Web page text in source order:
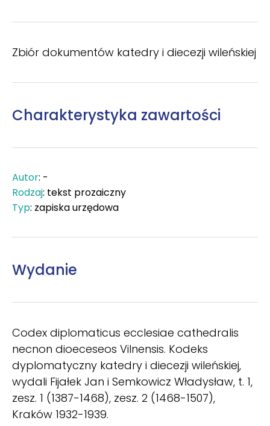
Zbiór dokumentów katedry i diecezji wileńskiej
Charakterystyka zawartości
Autor: -
Rodzaj: tekst prozaiczny
Typ: zapiska urzędowa
Wydanie
Codex diplomaticus ecclesiae cathedralis
necnon dioeceseos Vilnensis. Kodeks
dyplomatyczny katedry i diecezji wileńskiej,
wydali Fijałek Jan i Semkowicz Władysław, t. 1,
zesz. 1 (1387-1468), zesz. 2 (1468-1507),
Kraków 1932-1939.